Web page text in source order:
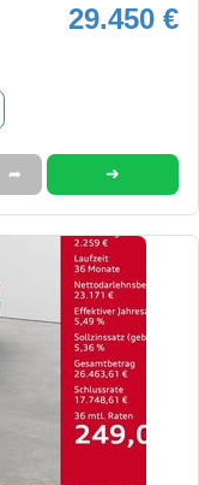
29.450 €
➦ ➜